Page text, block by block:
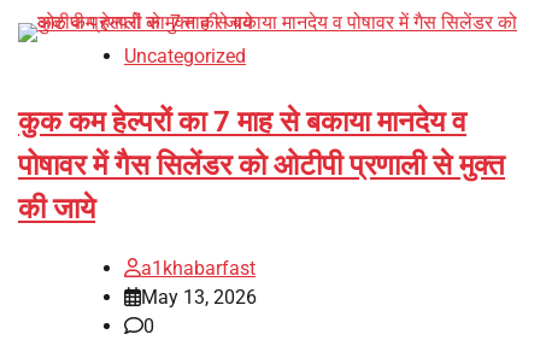
Uncategorized
कुक कम हेल्परों का 7 माह से बकाया मानदेय व
पोषावर में गैस सिलेंडर को ओटीपी प्रणाली से मुक्त
की जाये
a1khabarfast
May 13, 2026
0